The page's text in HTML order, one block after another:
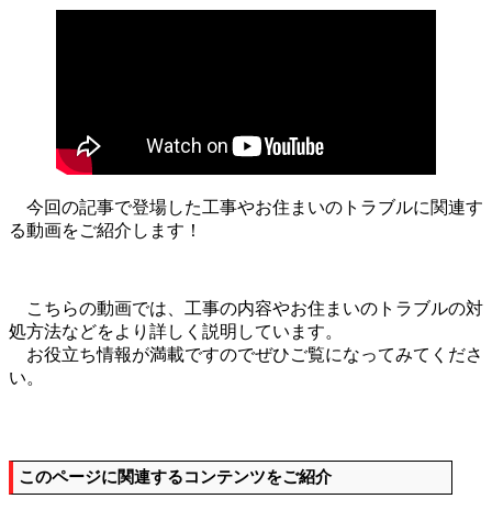
今回の記事で登場した工事やお住まいのトラブルに関連す
る動画をご紹介します！
こちらの動画では、工事の内容やお住まいのトラブルの対
処方法などをより詳しく説明しています。
お役立ち情報が満載ですのでぜひご覧になってみてくださ
い。
このページに関連するコンテンツをご紹介